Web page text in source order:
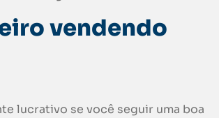
vendendo
lucrativo se você seguir uma boa